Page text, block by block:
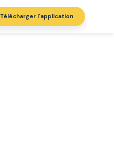
Télécharger l'application